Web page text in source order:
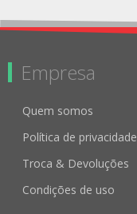
Empresa
Quem somos
Política de privacidade
Troca & Devoluções
Condições de uso